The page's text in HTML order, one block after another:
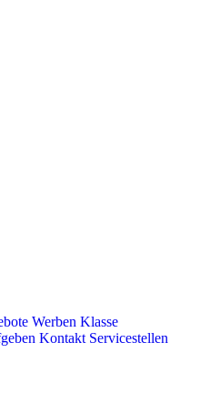
Werben Klasse
Kontakt Servicestellen